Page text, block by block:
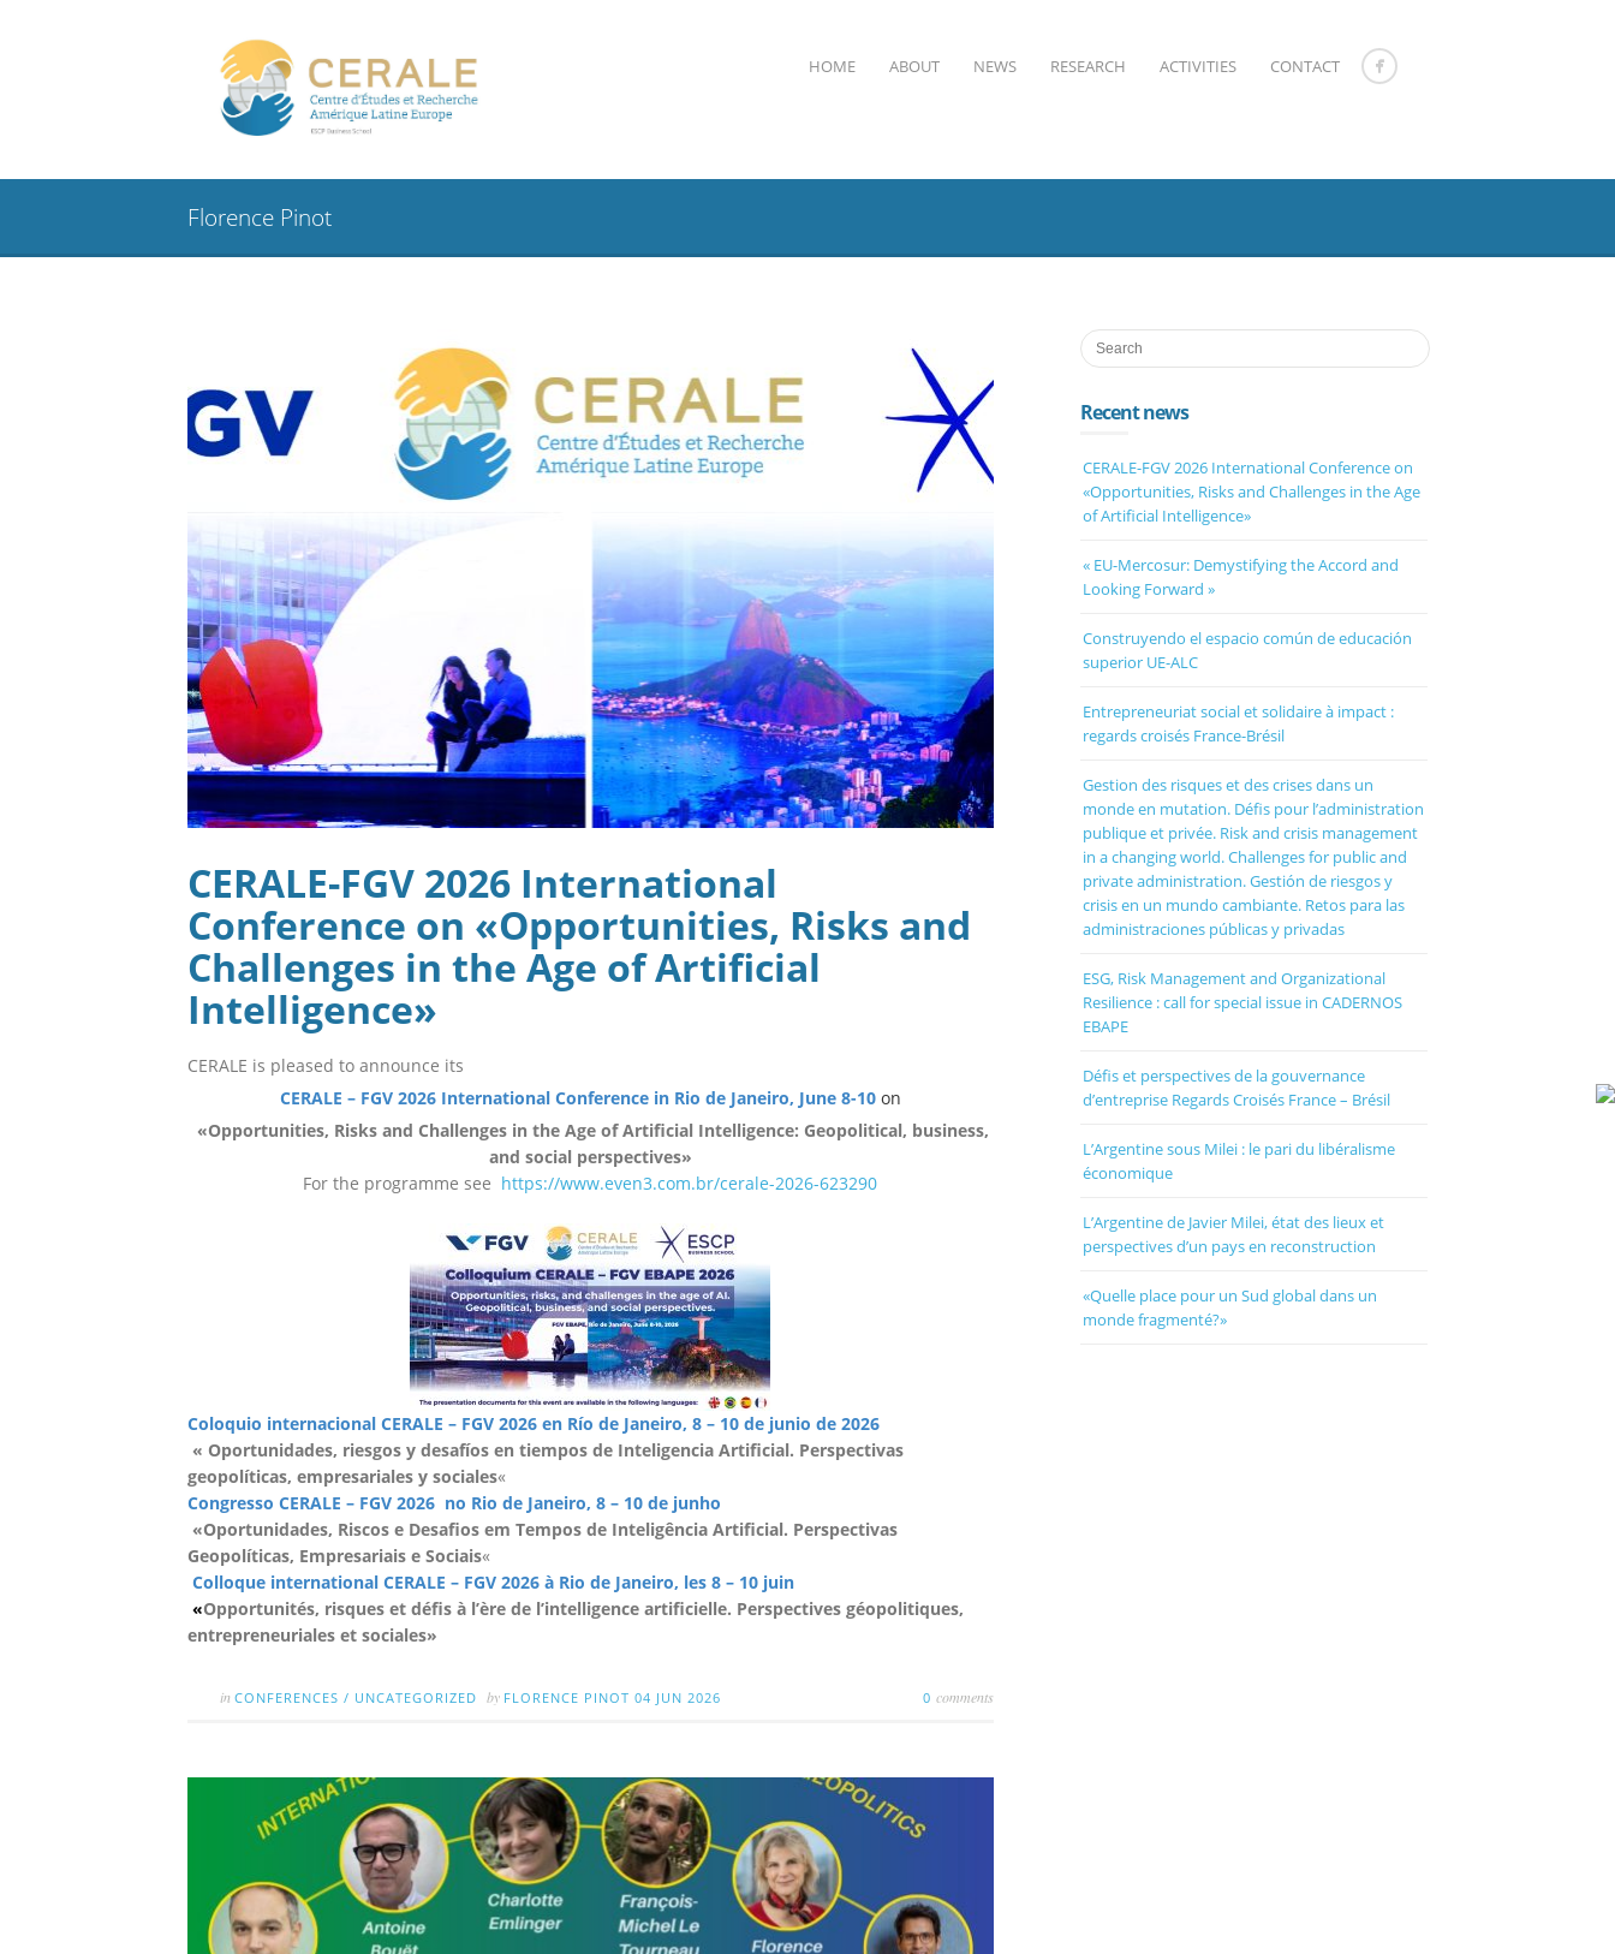
HOME ABOUT NEWS RESEARCH ACTIVITIES CONTACT
Florence Pinot
CERALE-FGV 2026 International
Conference on «Opportunities, Risks and
Challenges in the Age of Artificial
Intelligence»
CERALE is pleased to announce its
CERALE – FGV 2026 International Conference in Rio de Janeiro, June 8-10 on
«Opportunities, Risks and Challenges in the Age of Artificial Intelligence: Geopolitical, business,
and social perspectives»
For the programme see https://www.even3.com.br/cerale-2026-623290
Coloquio internacional CERALE – FGV 2026 en Río de Janeiro, 8 – 10 de junio de 2026
« Oportunidades, riesgos y desafíos en tiempos de Inteligencia Artificial. Perspectivas
geopolíticas, empresariales y sociales«
Congresso CERALE – FGV 2026 no Rio de Janeiro, 8 – 10 de junho
«Oportunidades, Riscos e Desafios em Tempos de Inteligência Artificial. Perspectivas
Geopolíticas, Empresariais e Sociais«
Colloque international CERALE – FGV 2026 à Rio de Janeiro, les 8 – 10 juin
«Opportunités, risques et défis à l’ère de l’intelligence artificielle. Perspectives géopolitiques,
entrepreneuriales et sociales»
in CONFERENCES / UNCATEGORIZED by FLORENCE PINOT 04 JUN 2026 0 comments
Recent news
CERALE-FGV 2026 International Conference on
«Opportunities, Risks and Challenges in the Age
of Artificial Intelligence»
« EU-Mercosur: Demystifying the Accord and
Looking Forward »
Construyendo el espacio común de educación
superior UE-ALC
Entrepreneuriat social et solidaire à impact :
regards croisés France-Brésil
Gestion des risques et des crises dans un
monde en mutation. Défis pour l’administration
publique et privée. Risk and crisis management
in a changing world. Challenges for public and
private administration. Gestión de riesgos y
crisis en un mundo cambiante. Retos para las
administraciones públicas y privadas
ESG, Risk Management and Organizational
Resilience : call for special issue in CADERNOS
EBAPE
Défis et perspectives de la gouvernance
d’entreprise Regards Croisés France – Brésil
L’Argentine sous Milei : le pari du libéralisme
économique
L’Argentine de Javier Milei, état des lieux et
perspectives d’un pays en reconstruction
«Quelle place pour un Sud global dans un
monde fragmenté?»